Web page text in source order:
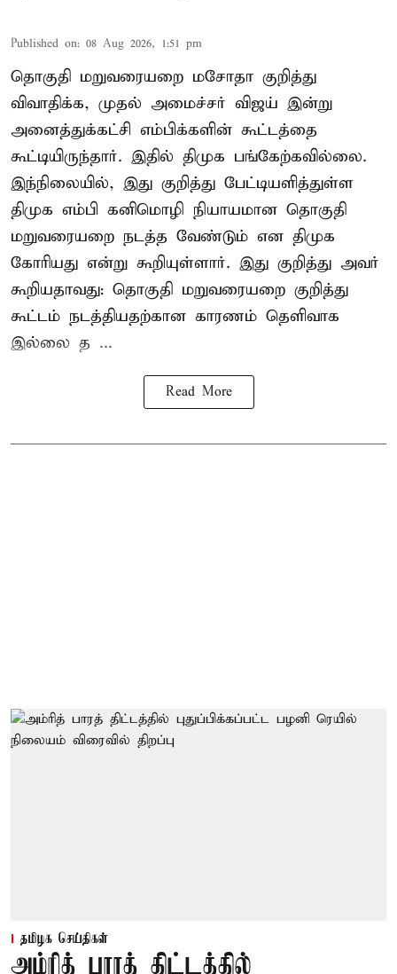
Published on: 08 Aug 2026, 1:51 pm
தொகுதி மறுவரையறை மசோதா குறித்து
விவாதிக்க, முதல் அமைச்சர் விஜய் இன்று
அனைத்துக்கட்சி எம்பிக்களின் கூட்டத்தை
கூட்டியிருந்தார். இதில் திமுக பங்கேற்கவில்லை.
இந்நிலையில், இது குறித்து பேட்டியளித்துள்ள
திமுக எம்பி கனிமொழி நியாயமான தொகுதி
மறுவரையறை நடத்த வேண்டும் என திமுக
கோரியது என்று கூறியுள்ளார். இது குறித்து அவர்
கூறியதாவது: தொகுதி மறுவரையறை குறித்து
கூட்டம் நடத்தியதற்கான காரணம் தெளிவாக
இல்லை த ...
Read More
தமிழக செய்திகள்
அம்ரித் பாரத் திட்டத்தில்